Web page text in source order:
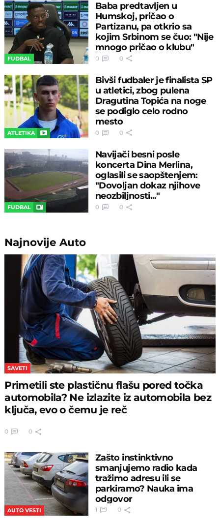
FUDBAL
Baba predtavljen u
Humskoj, pričao o
Partizanu, pa otkrio sa
kojim Srbinom se čuo: "Nije
mnogo pričao o klubu"
0 0
ATLETIKA
Bivši fudbaler je finalista SP
u atletici, zbog pulena
Dragutina Topića na noge
se podiglo celo rodno
mesto
0 0
FUDBAL
Navijači besni posle
koncerta Dina Merlina,
oglasili se saopštenjem:
"Dovoljan dokaz njihove
neozbiljnosti..."
0 0
NajnovijeAuto
SAVETI
Primetili ste plastičnu flašu pored točka
automobila? Ne izlazite iz automobila bez
ključa, evo o čemu je reč
0 0
AUTO VESTI
Zašto instinktivno
smanjujemo radio kada
tražimo adresu ili se
parkiramo? Nauka ima
odgovor
1 0